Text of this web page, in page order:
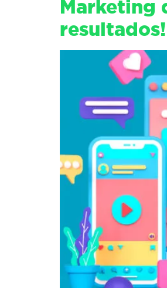
Marketing
resultados!